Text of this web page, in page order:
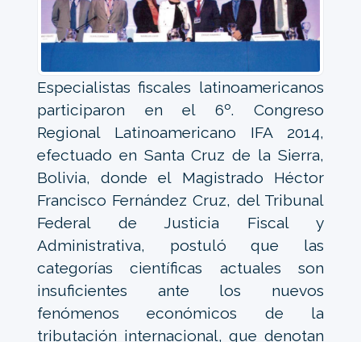
Especialistas fiscales latinoamericanos
participaron en el 6º. Congreso
Regional Latinoamericano IFA 2014,
efectuado en Santa Cruz de la Sierra,
Bolivia, donde el Magistrado Héctor
Francisco Fernández Cruz, del Tribunal
Federal de Justicia Fiscal y
Administrativa, postuló que las
categorías científicas actuales son
insuficientes ante los nuevos
fenómenos económicos de la
tributación internacional, que denotan